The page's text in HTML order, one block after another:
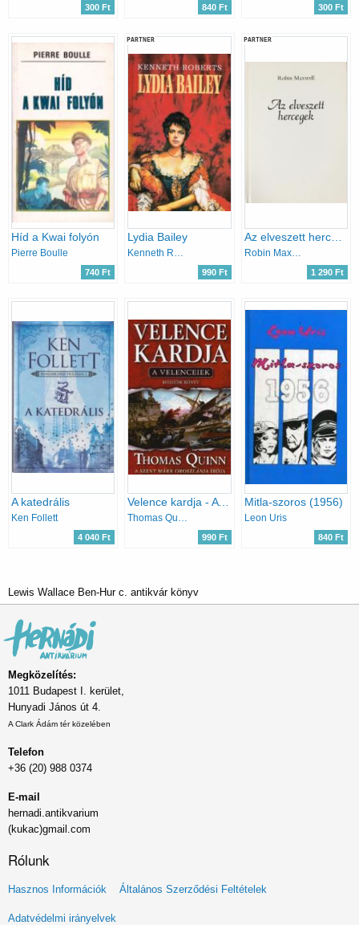
300 Ft 840 Ft 300 Ft
Híd a Kwai folyón
Pierre Boulle
740 Ft
PARTNER
Lydia Bailey
Kenneth Roberts
990 Ft
PARTNER
Az elveszett hercegek
Robin Maxwell
1 290 Ft
A katedrális
Ken Follett
4 040 Ft
Velence kardja - A velenceiek 2. könyv
990 Ft
Mitla-szoros (1956)
Leon Uris
840 Ft
Lewis Wallace Ben-Hur c. antikvár könyv
Megközelítés:
1011 Budapest I. kerület,
Hunyadi János út 4.
A Clark Ádám tér közelében
Telefon
+36 (20) 988 0374
E-mail
hernadi.antikvarium
(kukac)gmail.com
Rólunk
Lábléc
menü
Hasznos Információk Általános Szerződési Feltételek
Adatvédelmi irányelvek